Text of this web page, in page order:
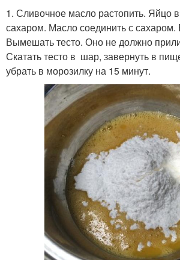
1. Сливочное масло растопить. Яйцо
сахаром. Масло соединить с сахаром.
Вымешать тесто. Оно не должно
Скатать тесто в шар, завернуть в
убрать в морозилку на 15 минут.